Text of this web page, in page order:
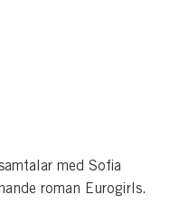
med Sofia
roman Eurogirls.